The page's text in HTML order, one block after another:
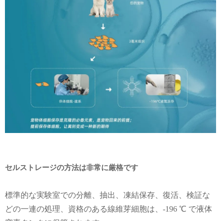
セルストレージの方法は非常に厳格です
標準的な実験室での分離、抽出、凍結保存、復活、検証な
どの一連の処理、資格のある線維芽細胞は、-196 ℃ で液体